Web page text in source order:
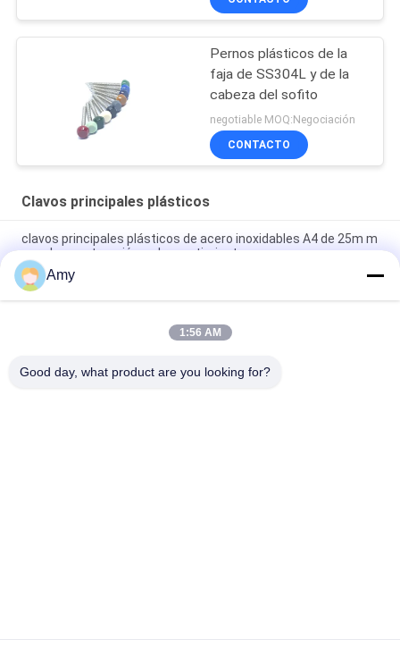
Pernos plásticos de la
faja de SS304L y de la
cabeza del sofito
negotiable MOQ:Negociación
CONTACTO
Clavos principales plásticos
clavos principales plásticos de acero inoxidables A4 de 25m m
para la construcción y el revestimiento
50m m x 2.65m m Ring Shank Plastic Cap Roofing anular clava
el grado de acero inoxidable A4
Clavos principales plásticos del OEM 65m m, fuera de la
Amy
1:56 AM
Good day, what product are you looking for?